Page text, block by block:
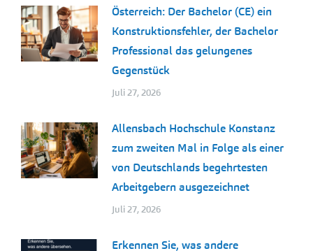
Österreich: Der Bachelor (CE) ein
Konstruktionsfehler, der Bachelor
Professional das gelungenes
Gegenstück
Juli 27, 2026
Allensbach Hochschule Konstanz
zum zweiten Mal in Folge als einer
von Deutschlands begehrtesten
Arbeitgebern ausgezeichnet
Juli 27, 2026
Erkennen Sie, was andere